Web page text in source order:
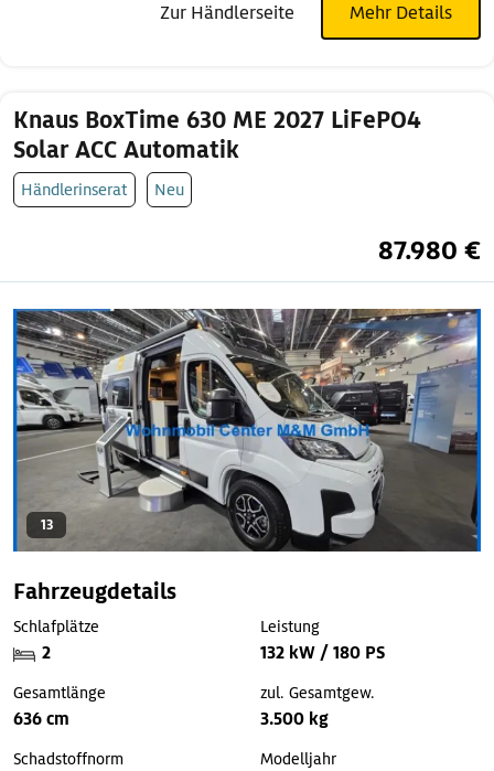
Zur Händlerseite Mehr Details
Knaus BoxTime 630 ME 2027 LiFePO4
Solar ACC Automatik
Händlerinserat Neu
87.980 €
13
Fahrzeugdetails
Schlafplätze
2
Leistung
132 kW / 180 PS
Gesamtlänge
636 cm
zul. Gesamtgew.
3.500 kg
Schadstoffnorm Modelljahr